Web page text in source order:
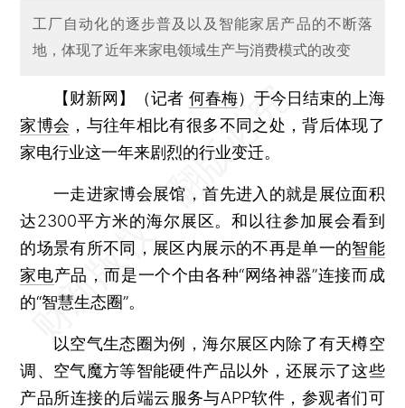
工厂自动化的逐步普及以及智能家居产品的不断落
地，体现了近年来家电领域生产与消费模式的改变
【财新网】（记者 何春梅） 于今日结束的上海
家博会 ，与往年相比有很多不同之处，背后体现了
家电行业这一年来剧烈的行业变迁。
一走进家博会展馆，首先进入的就是展位面积
达2300平方米的海尔展区。和以往参加展会看到
的场景有所不同，展区内展示的不再是单一的智能
家电产品，而是一个个由各种“网络神器”连接而成
的“智慧生态圈”。
以空气生态圈为例，海尔展区内除了有天樽空
调、空气魔方等智能硬件产品以外，还展示了这些
产品所连接的后端云服务与APP软件，参观者们可